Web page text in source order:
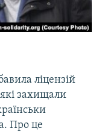
ліцензій
захищали
Про це